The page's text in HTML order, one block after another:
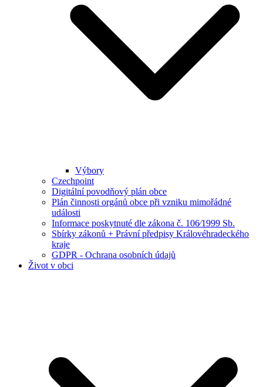
Výbory
Czechpoint
Digitální povodňový plán obce
Plán činnosti orgánů obce při vzniku mimořádné
události
Informace poskytnuté dle zákona č. 106⁄1999 Sb.
Sbírky zákonů + Právní předpisy Královéhradeckého
kraje
GDPR - Ochrana osobních údajů
Život v obci